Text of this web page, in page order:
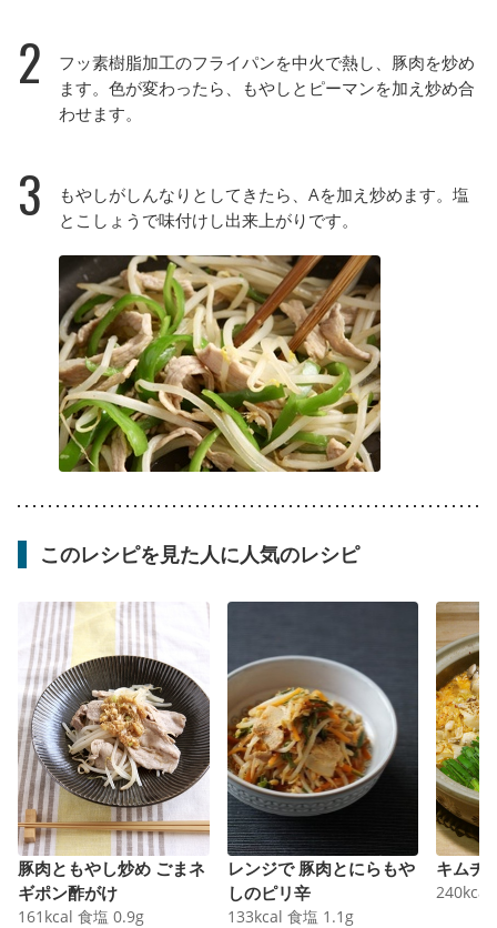
2
フッ素樹脂加工のフライパンを中火で熱し、豚肉を炒め
ます。色が変わったら、もやしとピーマンを加え炒め合
わせます。
3
もやしがしんなりとしてきたら、Aを加え炒めます。塩
とこしょうで味付けし出来上がりです。
このレシピを見た人に人気のレシピ
豚肉ともやし炒め ごまネ
ギポン酢がけ
161 kcal 食塩 0.9g
レンジで 豚肉とにらもや
しのピリ辛
133kcal 食塩 1.1 g
キムチ
240kcal